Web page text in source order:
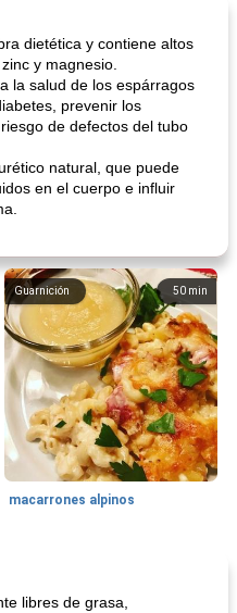
dietética y contiene altos
y magnesio.
la salud de los espárragos
prevenir los
de defectos del tubo
natural, que puede
en el cuerpo e influir
50 min
Guarnición
macarrones alpinos
libres de grasa,